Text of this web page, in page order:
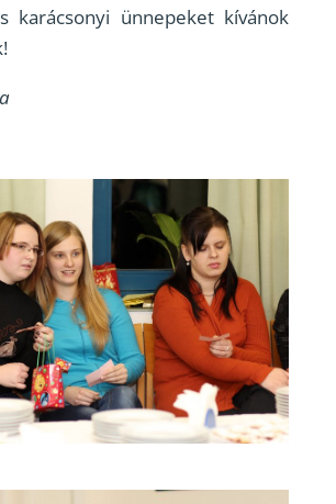
karácsonyi ünnepeket kívánok